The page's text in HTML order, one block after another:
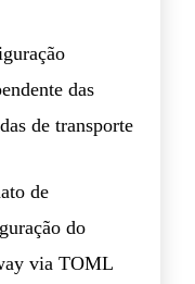
das
de transporte
de
do
via TOML